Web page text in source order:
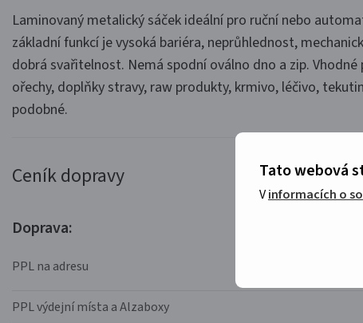
Tato webová
Vinformacích o
Laminovaný metalický sáček ideální pro ruční nebo
základní funkcí je vysoká bariéra, neprůhlednost,
dobrá svařitelnost. Nemá spodní oválno dno a zip. Vhodné
ořechy, doplňky stravy, raw produkty, krmivo, léčivo,
podobné.
Ceník dopravy
Doprava:
PPL na adresu
PPL výdejní místa a Alzaboxy